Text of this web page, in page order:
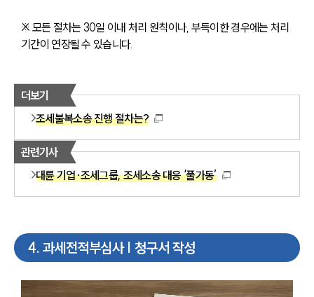
※ 모든 절차는 30일 이내 처리 원칙이나, 부득이한 경우에는 처리
기간이 연장될 수 있습니다.
더보기
조세불복소송 진행 절차는?
관련기사
대륜 기업·조세그룹, 조세소송 대응 ‘풀가동’
4. 과세전적부심사 | 청구서 작성